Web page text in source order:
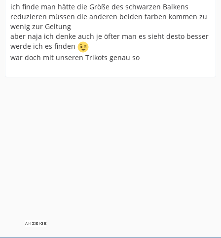
ich finde man hätte die Größe des schwarzen Balkens
reduzieren müssen die anderen beiden farben kommen zu
wenig zur Geltung
aber naja ich denke auch je öfter man es sieht desto besser
werde ich es finden
war doch mit unseren Trikots genau so